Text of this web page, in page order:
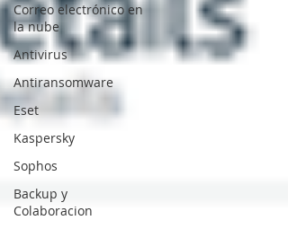
Correo electrónico en
la nube
Antivirus
Antiransomware
Eset
Kaspersky
Sophos
Backup y
Colaboracion